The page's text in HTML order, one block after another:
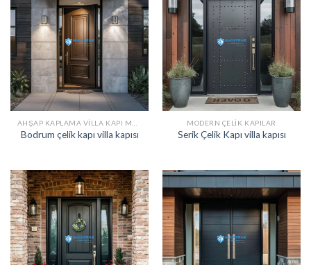
Bodrum çelik kapı villa kapısı
MODERN ÇELIK KAPILAR
Serik Çelik Kapı villa kapısı